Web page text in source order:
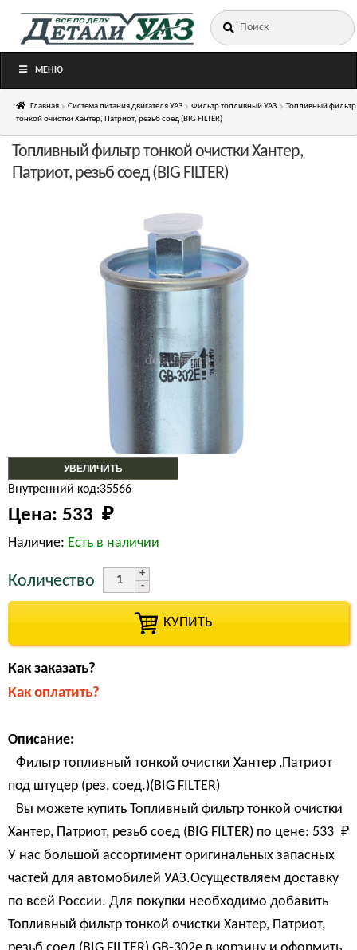
Перейти
Перейти
Искать:
МЕНЮ
Главная Система питания двигателя УАЗ Фильтр топливный УАЗ
Топливный фильтр
тонкой очистки Хантер, Патриот, резьб соед (BIG FILTER)
УВЕЛИЧИТЬ
Топливный фильтр тонкой очистки Хантер,
Патриот, резьб соед (BIG FILTER)
Внутренний код:35566
Цена: 533 ₽
Наличие: Есть в наличии
Количество
КУПИТЬ
Как заказать?
Как оплатить?
Описание:
Фильтр топливный тонкой очистки Хантер ,Патриот
под штуцер (рез, соед.)(BIG FILTER)
Вы можете купить Топливный фильтр тонкой очистки
Хантер, Патриот, резьб соед (BIG FILTER) по цене: 533 ₽
У нас большой ассортимент оригинальных запасных
частей для автомобилей УАЗ.Осуществляем доставку
по всей России. Для покупки необходимо добавить
Топливный фильтр тонкой очистки Хантер, Патриот,